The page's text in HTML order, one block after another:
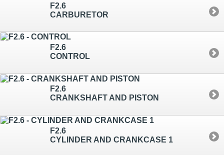
F2.6
CARBURETOR
F2.6
CONTROL
F2.6
CRANKSHAFT AND PISTON
F2.6
CYLINDER AND CRANKCASE 1